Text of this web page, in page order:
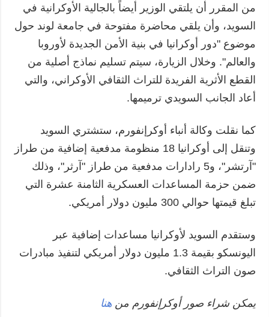
من المقرر أن يلتقي الوزير أيضاً بالجالية الأوكرانية في
السويد، وأن يلقي محاضرة مفتوحة في جامعة لوند حول
موضوع "دور أوكرانيا في بنية الأمن الجديدة لأوروبا
والعالم". وخلال الزيارة، سيتم تسليم نماذج أصلية من
القطع الأثرية الفريدة للتراث الثقافي الأوكراني، والتي
أعاد الجانب السويدي ترميمها.
كما نقلت وكالة أنباء أوكرإنفورم، ستشتري السويد
وتنقل إلى أوكرانيا 18 منظومة مدفعية إضافية من طراز
"آرتشر"، و5 رادارات مدفعية من طراز "آرثر"، وذلك
ضمن حزمة المساعدات العسكرية الثامنة عشرة التي
تبلغ قيمتها حوالي 300 مليون دولار أمريكي.
وستقدم السويد لأوكرانيا مساعدات إضافية عبر
اليونسكو بقيمة 1.3 مليون دولار أمريكي لتنفيذ مبادرات
صون التراث الثقافي.
يمكن شراء صور أوكرإنفورم منهنا